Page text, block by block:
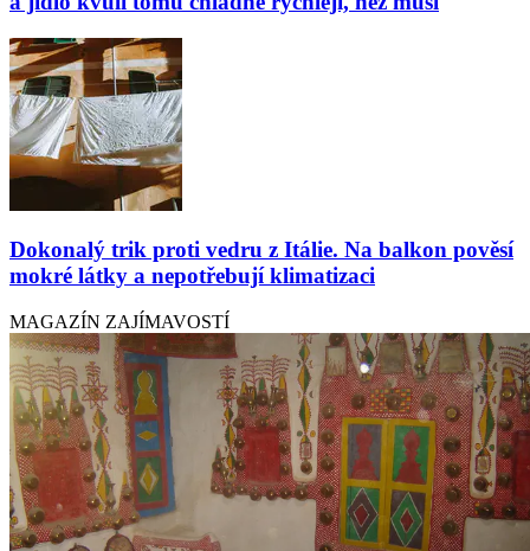
Dokonalý trik proti vedru z Itálie. Na balkon pověsí
mokré látky a nepotřebují klimatizaci
MAGAZÍN ZAJÍMAVOSTÍ